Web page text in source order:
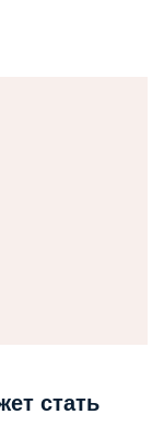
стать